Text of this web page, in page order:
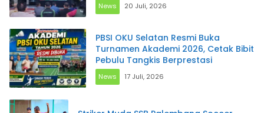
News 20 Juli, 2026
PBSI OKU Selatan Resmi Buka
Turnamen Akademi 2026, Cetak Bibit
Pebulu Tangkis Berprestasi
News 17 Juli, 2026